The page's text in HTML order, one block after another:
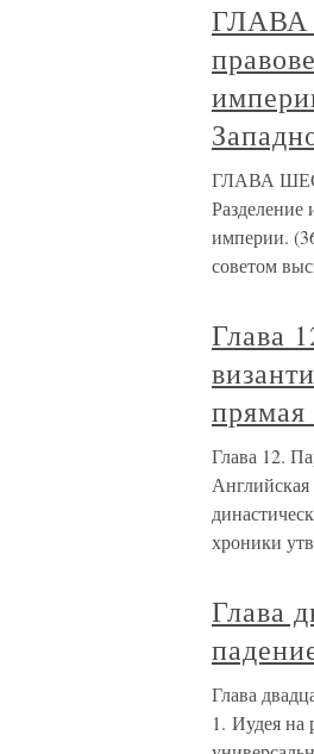
ГЛАВА
ГЛАВА
империи.
советом
Глава
Глава 12.
хроники
Глава
Глава
1. Иудея на